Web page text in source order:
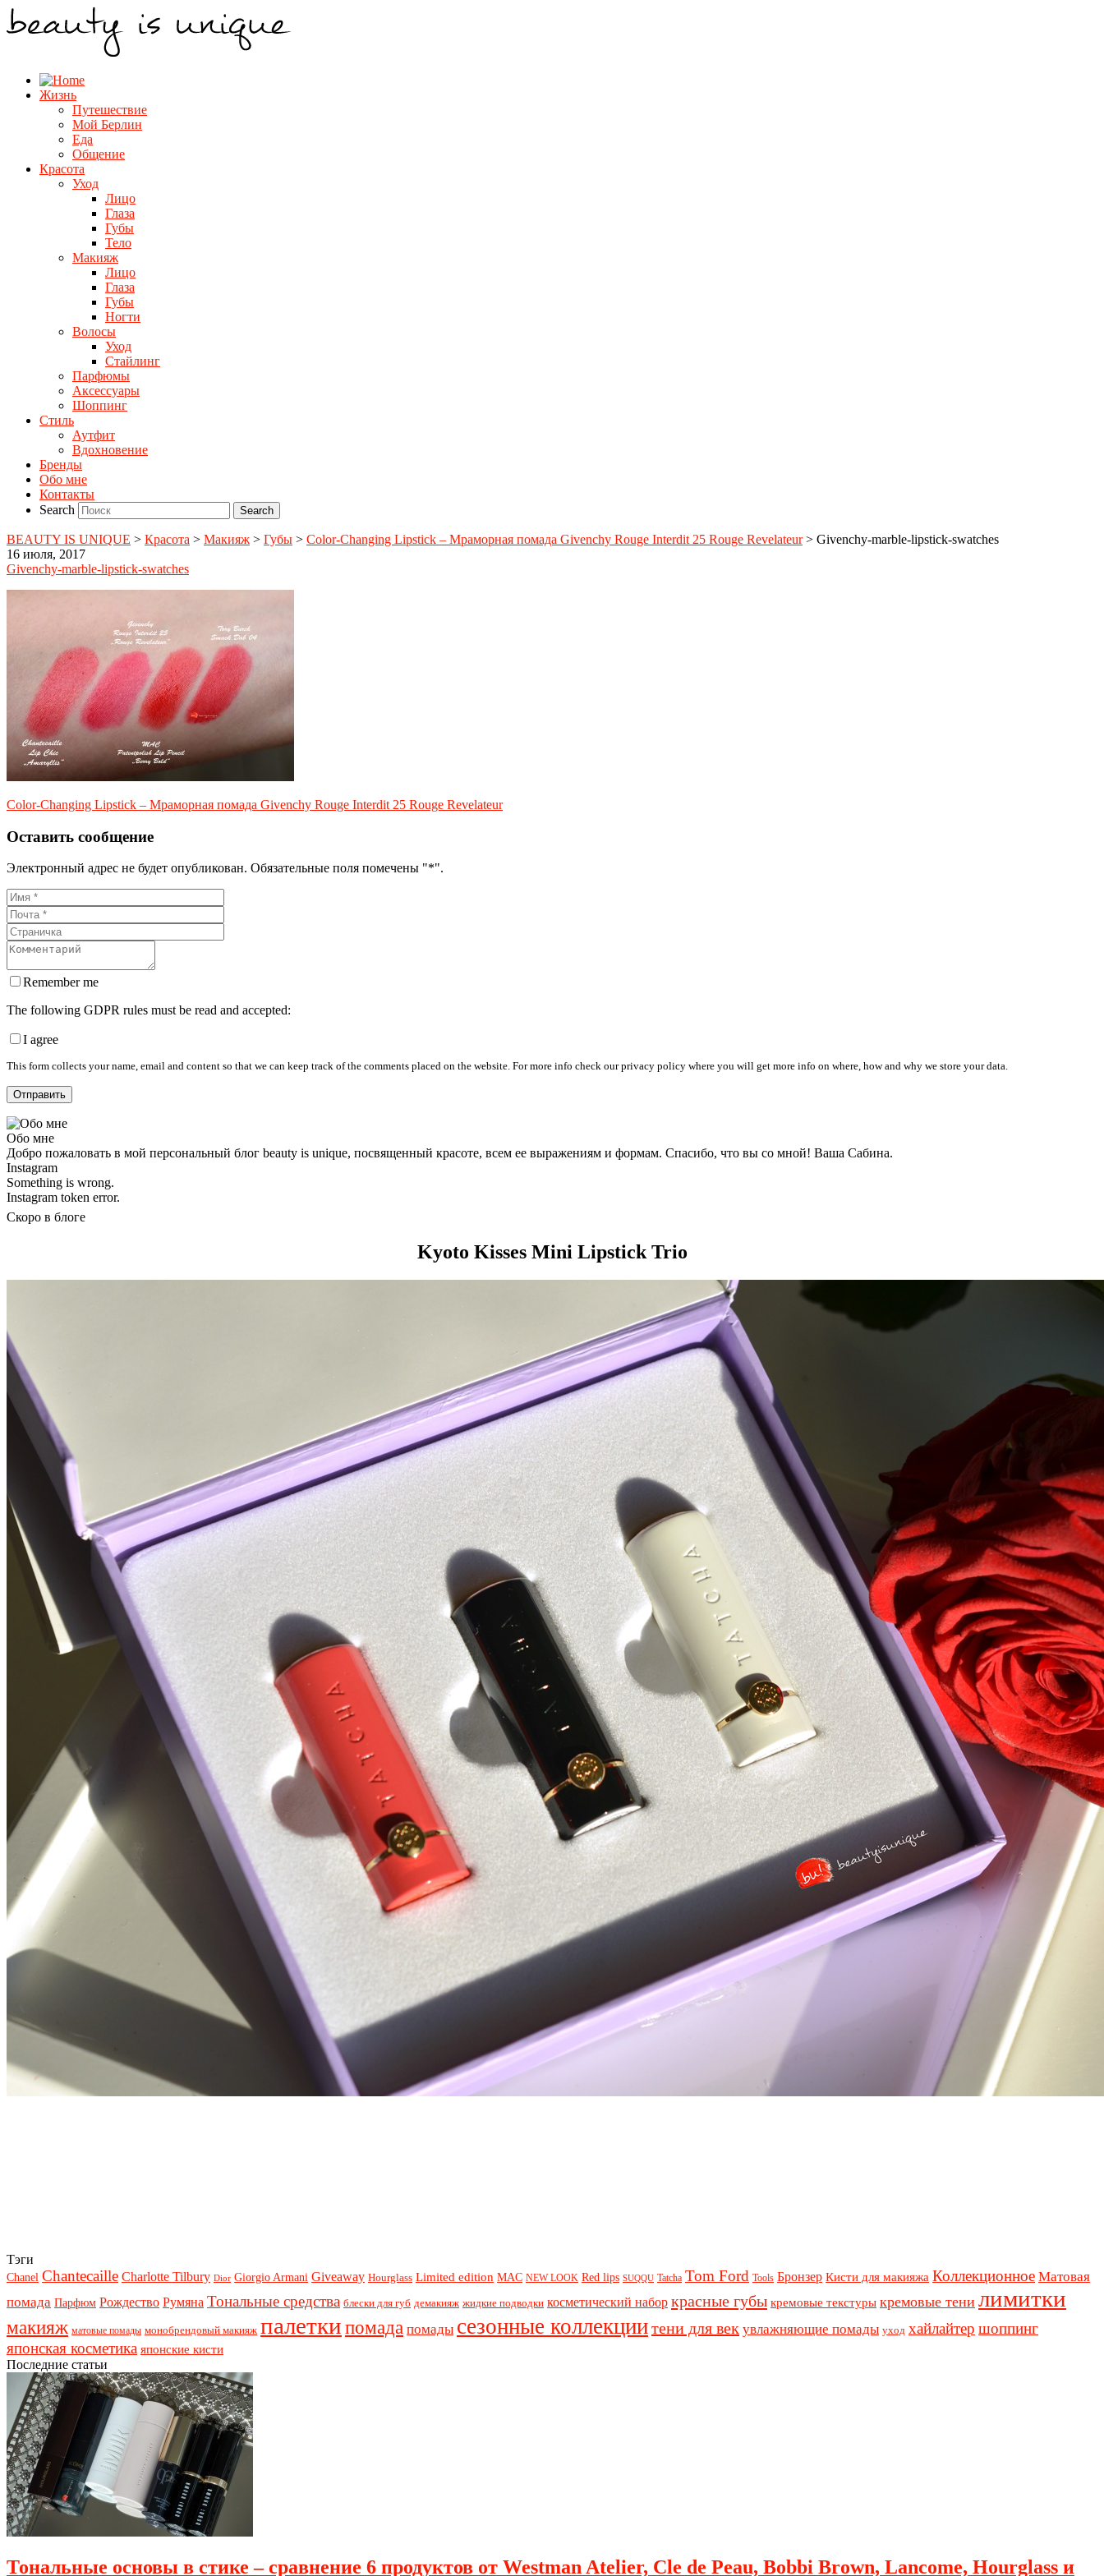
Жизнь
Путешествие
Мой Берлин
Еда
Общение
Красота
Уход
Лицо
Глаза
Губы
Тело
Макияж
Лицо
Глаза
Губы
Ногти
Волосы
Уход
Стайлинг
Парфюмы
Аксессуары
Шоппинг
Стиль
Аутфит
Вдохновение
Бренды
Обо мне
Контакты
Search
BEAUTY IS UNIQUE > Красота > Макияж > Губы > Color-Changing Lipstick – Мраморная помада Givenchy Rouge Interdit 25 Rouge Revelateur> Givenchy-marble-lipstick-swatches
16 июля, 2017
Givenchy-marble-lipstick-swatches
Color-Changing Lipstick – Мраморная помада Givenchy Rouge Interdit 25 Rouge Revelateur
Оставить сообщение
Электронный адрес не будет опубликован. Обязательные поля помечены "*".
Remember me
The following GDPR rules must be read and accepted:
I agree
This form collects your name, email and content so that we can keep track of the comments placed on the website. For more info check our privacy policy where you will get more info on where, how and why we store your data.
Обо мне
Добро пожаловать в мой персональный блог beauty is unique, посвященный красоте, всем ее выражениям и формам. Спасибо, что вы со мной! Ваша Сабина.
Instagram
Something is wrong.
Instagram token error.
Скоро в блоге
Kyoto Kisses Mini Lipstick Trio
Тэги
Chanel Chantecaille Charlotte Tilbury Dior Giorgio Armani Giveaway Hourglass Limited edition MAC NEW LOOK Red lips SUQQU Tatcha Tom Ford Tools Бронзер Кисти для макияжа Коллекционное Матовая
помада Парфюм Рождество Румяна Тональные средства блески для губ демакияж жидкие подводки косметический набор красные губы кремовые текстуры кремовые тени лимитки
макияж матовые помады монобрендовый макияж палеткипомада помады сезонные коллекциитени для век увлажняющие помады уход хайлайтер шоппинг
японская косметика японские кисти
Последние статьи
Тональные основы в стике – сравнение 6 продуктов от Westman Atelier, Cle de Peau, Bobbi Brown, Lancome, Hourglass и